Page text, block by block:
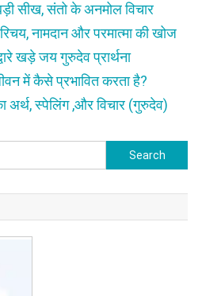
सीख, संतो के अनमोल विचार
नामदान और परमात्मा की खोज
खड़े जय गुरुदेव प्रार्थना
में कैसे प्रभावित करता है?
स्पेलिंग ,और विचार (गुरुदेव)
Search